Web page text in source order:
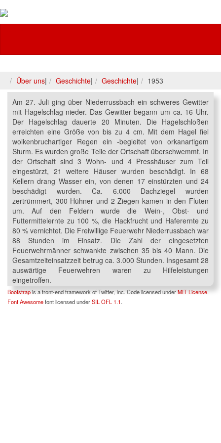
Über uns| Geschichte| Geschichte| 1953
Am 27. Juli ging über Niederrussbach ein schweres Gewitter
mit Hagelschlag nieder. Das Gewitter begann um ca. 16 Uhr.
Der Hagelschlag dauerte 20 Minuten. Die Hagelschloßen
erreichten eine Größe von bis zu 4 cm. Mit dem Hagel fiel
wolkenbruchartiger Regen ein -begleitet von orkanartigem
Sturm. Es wurden große Teile der Ortschaft überschwemmt. In
der Ortschaft sind 3 Wohn- und 4 Presshäuser zum Teil
eingestürzt, 21 weitere Häuser wurden beschädigt. In 68
Kellern drang Wasser ein, von denen 17 einstürzten und 24
beschädigt wurden. Ca. 6.000 Dachziegel wurden
zertrümmert, 300 Hühner und 2 Ziegen kamen in den Fluten
um. Auf den Feldern wurde die Wein-, Obst- und
Futtermittelernte zu 100 %, die Hackfrucht und Haferernte zu
80 % vernichtet. Die Freiwillige Feuerwehr Niederrussbach war
88 Stunden im Einsatz. Die Zahl der eingesetzten
Feuerwehrmänner schwankte zwischen 35 bis 40 Mann. Die
Gesamtzeiteinsatzzeit betrug ca. 3.000 Stunden. Insgesamt 28
auswärtige Feuerwehren waren zu Hilfeleistungen
eingetroffen.
Bootstrapis a front-end framework of Twitter, Inc. Code licensed underMIT License.
Font Awesomefont licensed underSIL OFL 1.1.